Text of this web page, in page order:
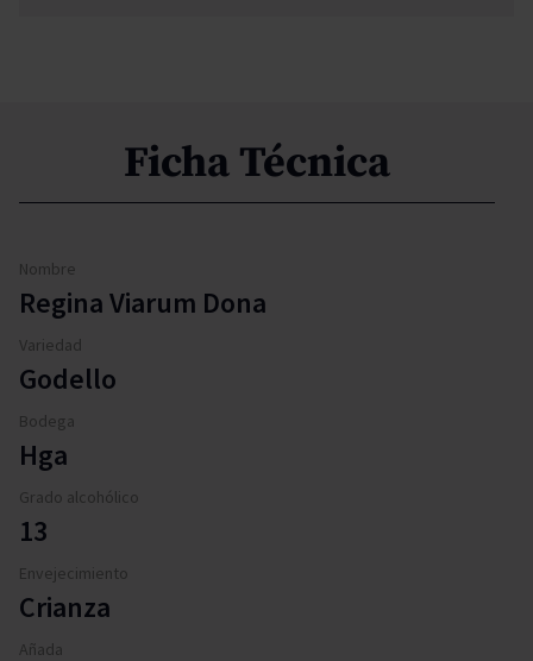
Ficha Técnica
Nombre
Regina Viarum Dona
Variedad
Godello
Bodega
Hga
Grado alcohólico
13
Envejecimiento
Crianza
Añada